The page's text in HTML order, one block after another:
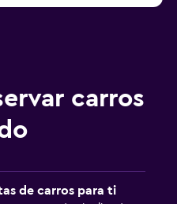
carros
de carros para ti